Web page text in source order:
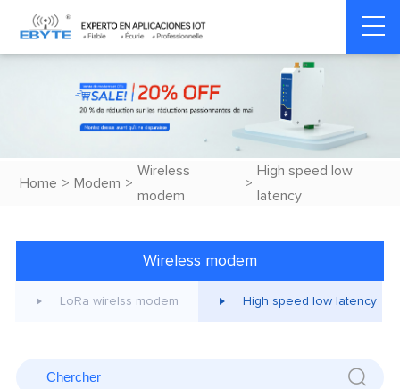
Home > Modem >
Wireless
modem
>
High speed low
latency
Wireless modem
LoRa wirelss modem High speed low latency